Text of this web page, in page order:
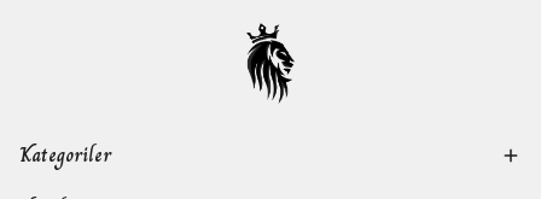
Kategoriler